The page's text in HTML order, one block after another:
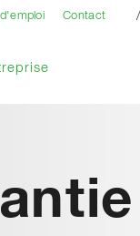
Contact /